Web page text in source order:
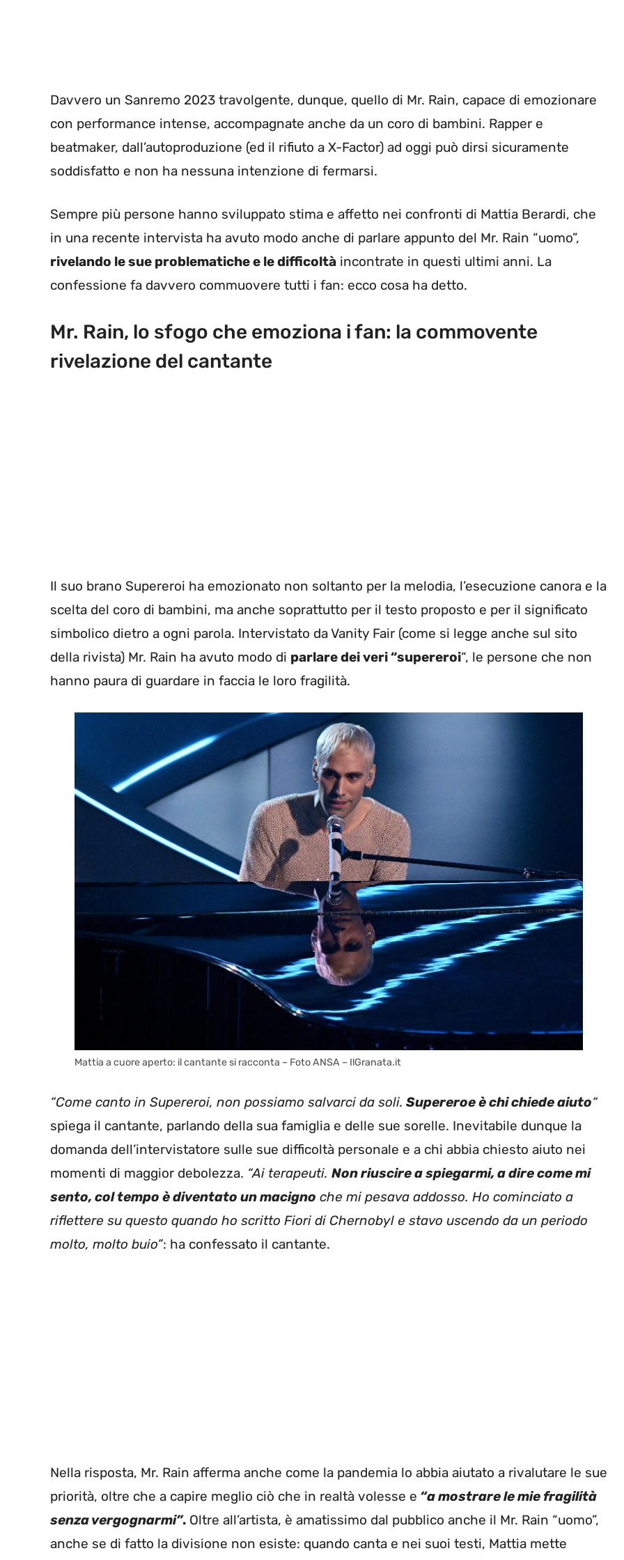
Davvero un Sanremo 2023 travolgente, dunque, quello di Mr. Rain, capace di emozionare
con performance intense, accompagnate anche da un coro di bambini. Rapper e
beatmaker, dall’autoproduzione (ed il rifiuto a X-Factor) ad oggi può dirsi sicuramente
soddisfatto e non ha nessuna intenzione di fermarsi.
Sempre più persone hanno sviluppato stima e affetto nei confronti di Mattia Berardi, che
in una recente intervista ha avuto modo anche di parlare appunto del Mr. Rain “uomo”,
rivelando le sue problematiche e le difficoltà incontrate in questi ultimi anni. La
confessione fa davvero commuovere tutti i fan: ecco cosa ha detto.
Mr. Rain, lo sfogo che emoziona i fan: la commovente
rivelazione del cantante
Il suo brano Supereroi ha emozionato non soltanto per la melodia, l’esecuzione canora e la
scelta del coro di bambini, ma anche soprattutto per il testo proposto e per il significato
simbolico dietro a ogni parola. Intervistato da Vanity Fair (come si legge anche sul sito
della rivista) Mr. Rain ha avuto modo di parlare dei veri “supereroi“, le persone che non
hanno paura di guardare in faccia le loro fragilità.
Mattia a cuore aperto: il cantante si racconta – Foto ANSA – IlGranata.it
“Come canto in Supereroi, non possiamo salvarci da soli. Supereroe è chi chiede aiuto“
spiega il cantante, parlando della sua famiglia e delle sue sorelle. Inevitabile dunque la
domanda dell’intervistatore sulle sue difficoltà personale e a chi abbia chiesto aiuto nei
momenti di maggior debolezza. “Ai terapeuti. Non riuscire a spiegarmi, a dire come mi
sento, col tempo è diventato un macigno che mi pesava addosso. Ho cominciato a
riflettere su questo quando ho scritto Fiori di Chernobyl e stavo uscendo da un periodo
molto, molto buio”: ha confessato il cantante.
Nella risposta, Mr. Rain afferma anche come la pandemia lo abbia aiutato a rivalutare le sue
priorità, oltre che a capire meglio ciò che in realtà volesse e “a mostrare le mie fragilità
senza vergognarmi”. Oltre all’artista, è amatissimo dal pubblico anche il Mr. Rain “uomo”,
anche se di fatto la divisione non esiste: quando canta e nei suoi testi, Mattia mette